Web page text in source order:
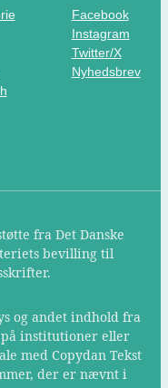
Facebook
Instagram
Twitter/X
Nyhedsbrev
fra Det Danske
bevilling til
og andet indhold fra
institutioner eller
med Copydan Tekst
der er nævnt i